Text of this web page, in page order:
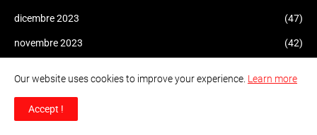
dicembre 2023 (47)
novembre 2023 (42)
agosto 2023
Our website uses cookies to improve your experience. Learn more
Accept !